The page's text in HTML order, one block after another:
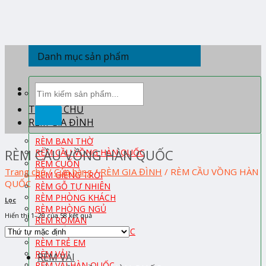
TRANG CHỦ
RÈM GIA ĐÌNH
RÈM BAN THỜ
RÈM CẦU VỒNG HÀN QUỐC
RÈM CUỐN
RÈM GIẾNG TRỜI
RÈM GỖ TỰ NHIÊN
RÈM PHÒNG KHÁCH
RÈM PHÒNG NGỦ
RÈM ROMAN
RÈM TỔ ONG HÀN QUỐC
RÈM TRẺ EM
RÈM VẢI
Danh mục sản phẩm
kiếm:
RÈM CẦU VỒNG HÀN QUỐC
Trang chủ / Cửa hàng / RÈM GIA ĐÌNH / RÈM CẦU VỒNG HÀN
QUỐC
Lọc
Hiển thị 1–20 của 58 kết quả
RÈM VẢI